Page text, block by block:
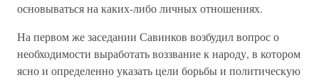
основываться на каких-либо личных отношениях.
На первом же заседании Савинков возбудил вопрос о
необходимости выработать воззвание к народу, в котором
ясно и определенно указать цели борьбы и политическую